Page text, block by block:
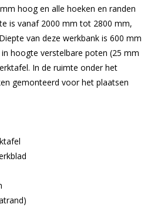
hoog en alle hoeken en randen
is vanaf 2000 mm tot 2800 mm,
van deze werkbank is 600 mm
hoogte verstelbare poten (25 mm
In de ruimte onder het
gemonteerd voor het plaatsen